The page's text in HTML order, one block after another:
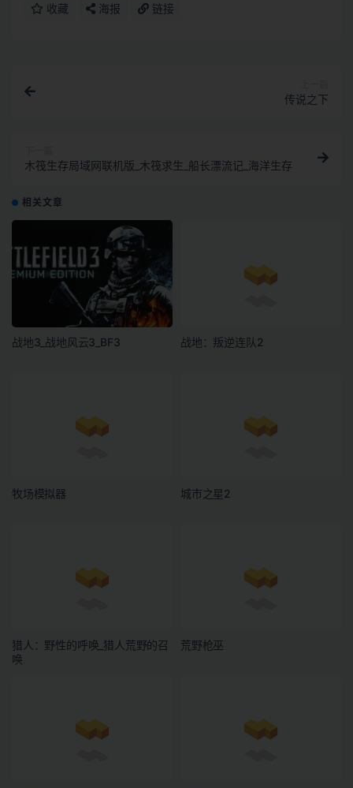
收藏 海报 链接
传说之下
木筏生存局域网联机版_木筏求生_船长漂流记_海洋生存
相关文章
战地3_战地风云3_BF3 战地：叛逆连队2
牧场模拟器 城市之星2
猎人：野性的呼唤_猎人荒野的召
唤
荒野枪巫